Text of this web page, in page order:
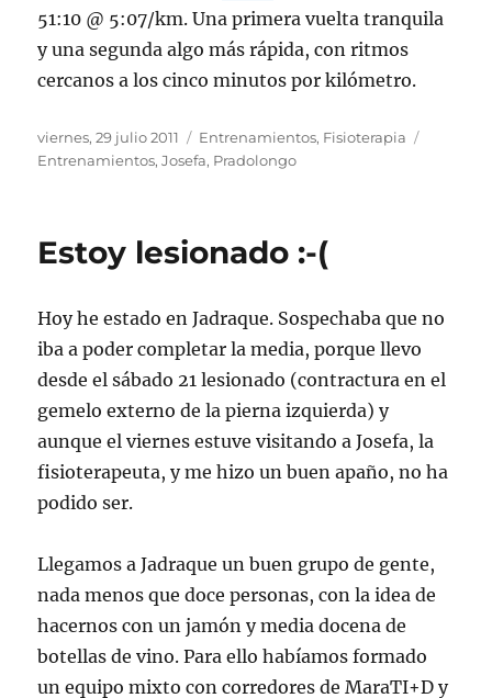
51:10 @ 5:07/km. Una primera vuelta tranquila
y una segunda algo más rápida, con ritmos
cercanos a los cinco minutos por kilómetro.
Publicado
el
viernes, 29 julio 2011 Categorías
Entrenamientos, Fisioterapia
Entrenamientos,Josefa, Pradolongo
Estoy lesionado :-(
Hoy he estado en Jadraque. Sospechaba que no
iba a poder completar la media, porque llevo
desde el sábado 21 lesionado (contractura en el
gemelo externo de la pierna izquierda) y
aunque el viernes estuve visitando a Josefa, la
fisioterapeuta, y me hizo un buen apaño, no ha
podido ser.
Llegamos a Jadraque un buen grupo de gente,
nada menos que doce personas, con la idea de
hacernos con un jamón y media docena de
botellas de vino. Para ello habíamos formado
un equipo mixto con corredores de MaraTI+D y